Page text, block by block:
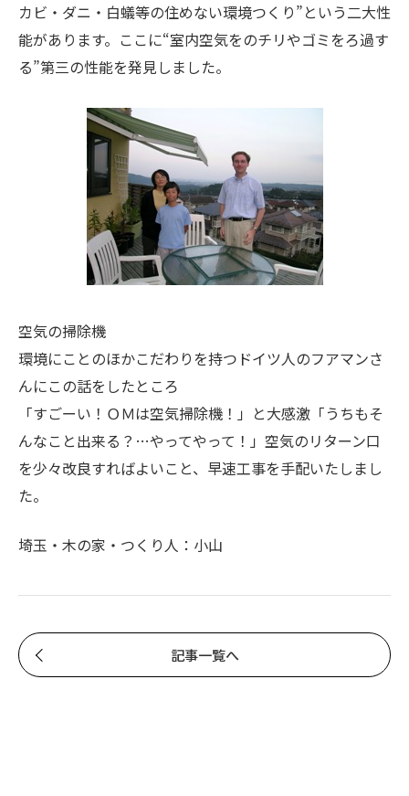
カビ・ダニ・白蟻等の住めない環境つくり”という二大性
能があります。ここに“室内空気をのチリやゴミをろ過す
る”第三の性能を発見しました。
空気の掃除機
環境にことのほかこだわりを持つドイツ人のフアマンさ
んにこの話をしたところ
「すごーい！ＯＭは空気掃除機！」と大感激「うちもそ
んなこと出来る？…やってやって！」空気のリターン口
を少々改良すればよいこと、早速工事を手配いたしまし
た。
埼玉・木の家・つくり人：小山
記事一覧へ